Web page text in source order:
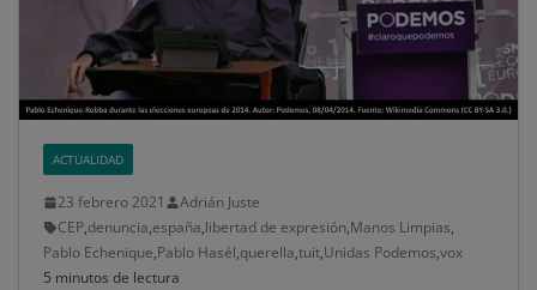
ACTUALIDAD
23 febrero 2021
Adrián Juste
CEP,denuncia,españa,libertad de expresión,Manos Limpias,
Pablo Echenique,Pablo Hasél,querella,tuit,Unidas Podemos,vox
5 minutos de lectura